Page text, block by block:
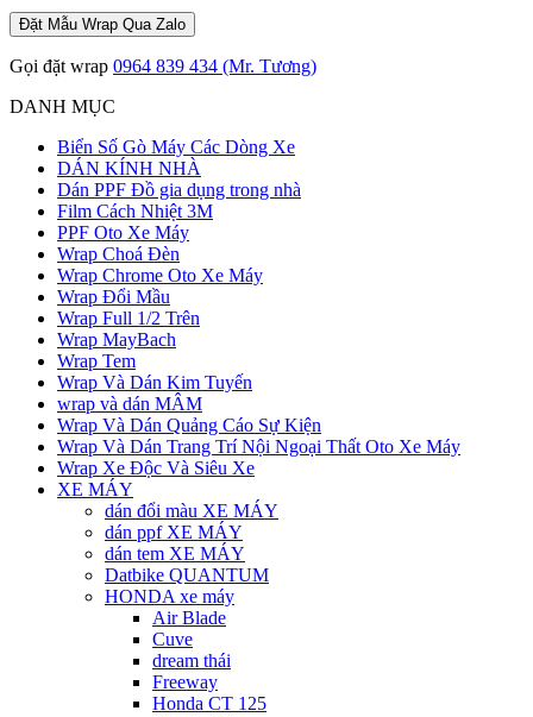
Đặt Mẫu Wrap Qua Zalo
Gọi đặt wrap 0964 839 434 (Mr. Tương)
DANH MỤC
Biển Số Gò Máy Các Dòng Xe
DÁN KÍNH NHÀ
Dán PPF Đồ gia dụng trong nhà
Film Cách Nhiệt 3M
PPF Oto Xe Máy
Wrap Choá Đèn
Wrap Chrome Oto Xe Máy
Wrap Đổi Mầu
Wrap Full 1/2 Trên
Wrap MayBach
Wrap Tem
Wrap Và Dán Kim Tuyến
wrap và dán MÂM
Wrap Và Dán Quảng Cáo Sự Kiện
Wrap Và Dán Trang Trí Nội Ngoại Thất Oto Xe Máy
Wrap Xe Độc Và Siêu Xe
XE MÁY
dán đổi màu XE MÁY
dán ppf XE MÁY
dán tem XE MÁY
Datbike QUANTUM
HONDA xe máy
Air Blade
Cuve
dream thái
Freeway
Honda CT 125